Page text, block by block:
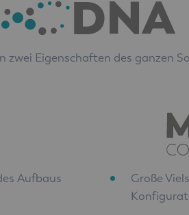
Eigenschaften des ganzen
Aufbaus
Große